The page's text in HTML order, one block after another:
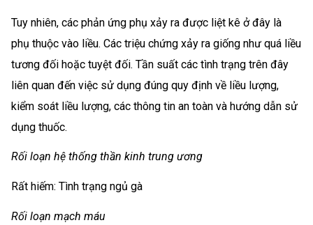
Tuy nhiên, các phản ứng phụ xảy ra được liệt kê ở đây là
phụ thuộc vào liều. Các triệu chứng xảy ra giống như quá liều
tương đối hoặc tuyệt đối. Tần suất các tình trạng trên đây
liên quan đến việc sử dụng đúng quy định về liều lượng,
kiểm soát liều lượng, các thông tin an toàn và hướng dẫn sử
dụng thuốc.
Rối loạn hệ thống thần kinh trung ương
Rất hiếm: Tình trạng ngủ gà
Rối loạn mạch máu